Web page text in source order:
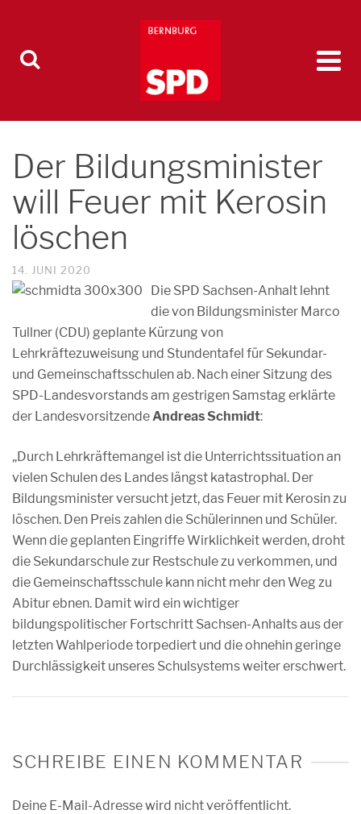
Der Bildungsminister
will Feuer mit Kerosin
löschen
14. JUNI 2020
Die SPD Sachsen-Anhalt lehnt
die von Bildungsminister Marco
Tullner (CDU) geplante Kürzung von
Lehrkräftezuweisung und Stundentafel für Sekundar-
und Gemeinschaftsschulen ab. Nach einer Sitzung des
SPD-Landesvorstands am gestrigen Samstag erklärte
der LandesvorsitzendeAndreas Schmidt:
„Durch Lehrkräftemangel ist die Unterrichtssituation an
vielen Schulen des Landes längst katastrophal. Der
Bildungsminister versucht jetzt, das Feuer mit Kerosin zu
löschen. Den Preis zahlen die Schülerinnen und Schüler.
Wenn die geplanten Eingriffe Wirklichkeit werden, droht
die Sekundarschule zur Restschule zu verkommen, und
die Gemeinschaftsschule kann nicht mehr den Weg zu
Abitur ebnen. Damit wird ein wichtiger
bildungspolitischer Fortschritt Sachsen-Anhalts aus der
letzten Wahlperiode torpediert und die ohnehin geringe
Durchlässigkeit unseres Schulsystems weiter erschwert.
SCHREIBE EINEN KOMMENTAR
Deine E-Mail-Adresse wird nicht veröffentlicht.